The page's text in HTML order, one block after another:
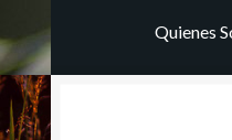
Quienes